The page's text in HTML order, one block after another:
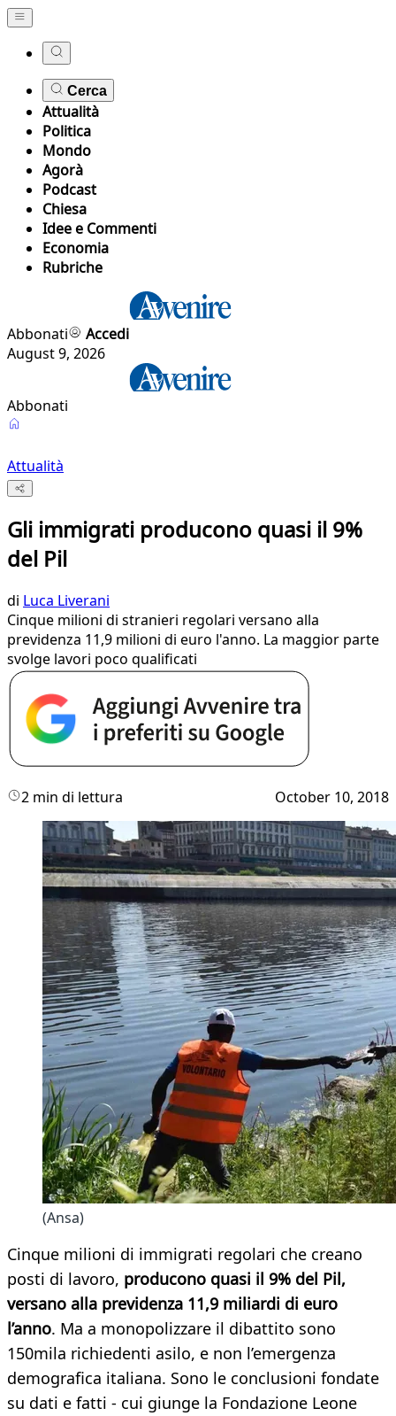
Cerca
Attualità
Politica
Mondo
Agorà
Podcast
Chiesa
Idee e Commenti
Economia
Rubriche
Abbonati
Accedi
August 9, 2026
Abbonati
Attualità
Gli immigrati producono quasi il 9%
del Pil
di Luca Liverani
Cinque milioni di stranieri regolari versano alla
previdenza 11,9 milioni di euro l'anno. La maggior parte
svolge lavori poco qualificati
2 min di lettura October 10, 2018
(Ansa)
Cinque milioni di immigrati regolari che creano
posti di lavoro, producono quasi il 9% del Pil,
versano alla previdenza 11,9 miliardi di euro
l’anno. Ma a monopolizzare il dibattito sono
150mila richiedenti asilo, e non l’emergenza
demografica italiana. Sono le conclusioni fondate
su dati e fatti - cui giunge la Fondazione Leone